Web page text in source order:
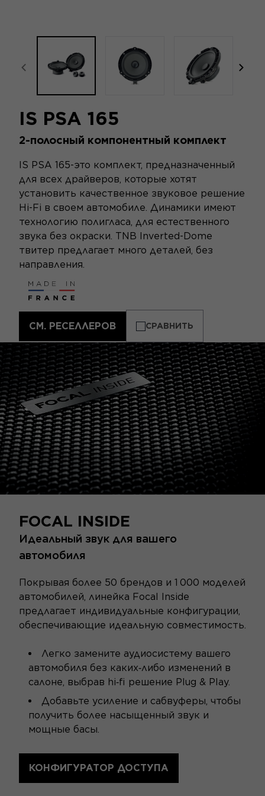
focal-naim-frontent::misc.prev_label
IS PSA 165
2-полосный компонентный комплект
IS PSA 165-это комплект, предназначенный
для всех драйверов, которые хотят
установить качественное звуковое решение
Hi-Fi в своем автомобиле. Динамики имеют
технологию полигласа, для естественного
звука без окраски. TNB Inverted-Dome
твитер предлагает много деталей, без
направления.
СМ. РЕСЕЛЛЕРОВ СРАВНИТЬ
FOCAL INSIDE
Идеальный звук для вашего
автомобиля
Покрывая более 50 брендов и 1 000 моделей
автомобилей, линейка Focal Inside
предлагает индивидуальные конфигурации,
обеспечивающие идеальную совместимость.
Легко замените аудиосистему вашего
автомобиля без каких‑либо изменений в
салоне, выбрав hi‑fi решение Plug & Play.
Добавьте усиление и сабвуферы, чтобы
получить более насыщенный звук и
мощные басы.
КОНФИГУРАТОР ДОСТУПА